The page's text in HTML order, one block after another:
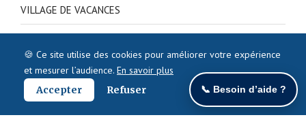
VILLAGE DE VACANCES
VIN
VOYAGE
VOYANCE
VTC
🍪 Ce site utilise des cookies pour améliorer votre expérience
et mesurer l’audience. En savoir plus
Accepter
Refuser 📞 Besoin d’aide ?